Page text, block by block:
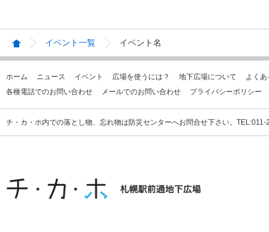
イベント一覧 イベント名
ホーム ニュース イベント 広場を使うには？ 地下広場について
よく
各種電話でのお問い合わせ
メールでのお問い合わせ プライバシーポリシー
チ・カ・ホ内での落とし物、忘れ物は防災センターへお問合せ下さい。